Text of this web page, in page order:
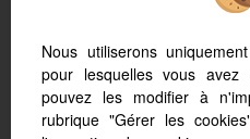
Afin de vous offrir un
votre PC, votre
s’adapte
Nous utiliserons
pour lesquelles vous
pouvez les modifier à
rubrique "Gérer les